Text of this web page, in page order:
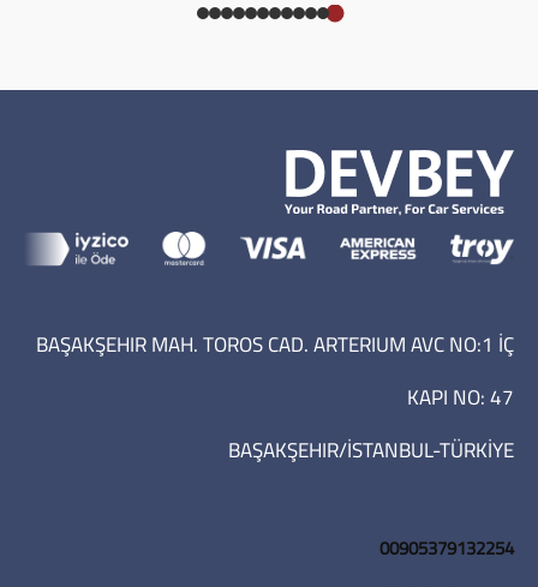
BAŞAKŞEHIR MAH. TOROS CAD. ARTERIUM AVC NO:1 İÇ
KAPI NO: 47
BAŞAKŞEHIR/İSTANBUL-TÜRKİYE
00905379132254